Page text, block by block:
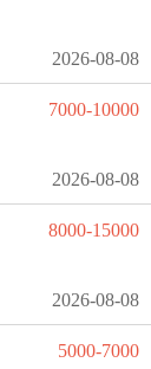
2026-08-08
7000-10000
2026-08-08
8000-15000
2026-08-08
5000-7000